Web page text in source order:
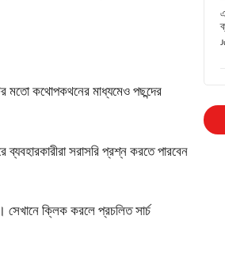
মতো কথোপকথনের মাধ্যমেও পছন্দের
সরাসরি প্রশ্ন করতে পারবেন
সেখানে ক্লিক করলে প্রচলিত সার্চ